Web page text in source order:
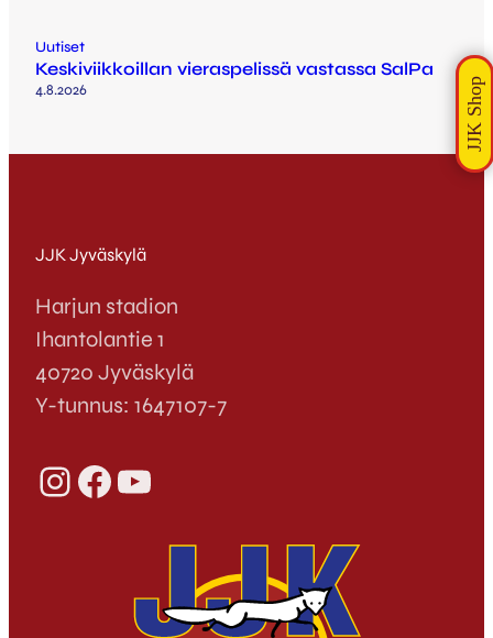
Uutiset
Keskiviikkoillan vieraspelissä vastassa SalPa
4.8.2026
JJK Jyväskylä
Harjun stadion
Ihantolantie 1
40720 Jyväskylä
Y-tunnus: 1647107-7
InstagramFacebook YouTube